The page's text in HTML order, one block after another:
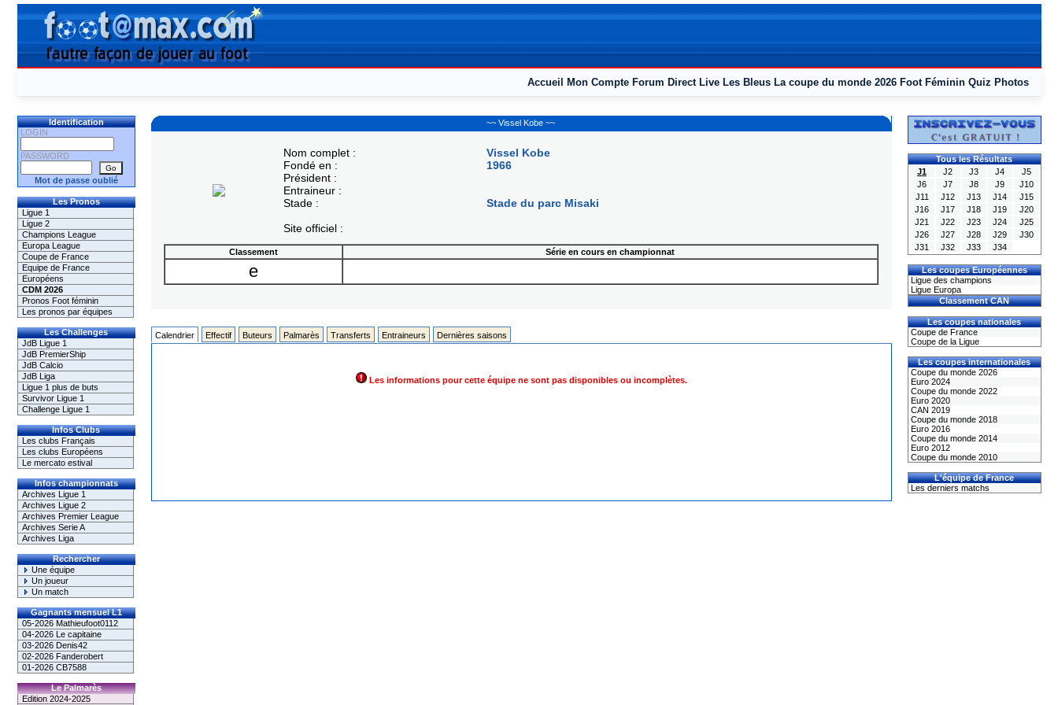
Accueil Mon Compte Forum Direct Live Les Bleus La coupe du monde 2026 Foot Féminin Quiz Photos
Identification
LOGIN
PASSWORD
Mot de passe oublié
Les Pronos
Ligue 1
Ligue 2
Champions League
Europa League
Coupe de France
Equipe de France
Européens
CDM 2026
Pronos Foot féminin
Les pronos par équipes
Les Challenges
JdB Ligue 1
JdB PremierShip
JdB Calcio
JdB Liga
Ligue 1 plus de buts
Survivor Ligue 1
Challenge Ligue 1
Infos Clubs
Les clubs Français
Les clubs Européens
Le mercato estival
Infos championnats
Archives Ligue 1
Archives Ligue 2
Archives Premier League
Archives Serie A
Archives Liga
Rechercher
Une équipe
Un joueur
Un match
Gagnants mensuel L1
05-2026 Mathieufoot0112
04-2026 Le capitaine
03-2026 Denis42
02-2026 Fanderobert
01-2026 CB7588
Le Palmarès
Edition 2024-2025
~~ Vissel Kobe ~~
Nom complet :
Fondé en :
Président :
Entraineur :
Stade :
Site officiel :
Vissel Kobe
1966
Stade du parc Misaki
Classement Série en cours en championnat
e
Calendrier Effectif Buteurs Palmarès Transferts Entraineurs Dernières saisons
Les informations pour cette équipe ne sont pas disponibles ou incomplètes.
Tous les Résultats
J1
J2 J3 J4
J5
J6
J7 J8 J9
J10
J11
J12 J13 J14
J15
J16
J17 J18 J19
J20
J21
J22 J23 J24
J25
J26
J27 J28 J29
J30
J31
J32 J33 J34
Les coupes Européennes
Ligue des champions
Ligue Europa
Classement CAN
Les coupes nationales
Coupe de France
Coupe de la Ligue
Les coupes internationales
Coupe du monde 2026
Euro 2024
Coupe du monde 2022
Euro 2020
CAN 2019
Coupe du monde 2018
Euro 2016
Coupe du monde 2014
Euro 2012
Coupe du monde 2010
L'équipe de France
Les derniers matchs